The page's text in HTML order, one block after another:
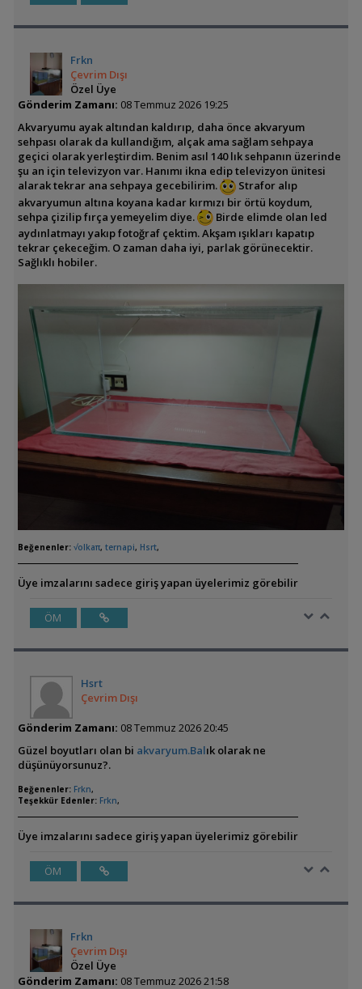
Frkn
Çevrim Dışı
Özel Üye
Gönderim Zamanı: 08 Temmuz 2026 19:25
Akvaryumu ayak altından kaldırıp, daha önce akvaryum
sehpası olarak da kullandığım, alçak ama sağlam sehpaya
geçici olarak yerleştirdim. Benim asıl 140 lık sehpanın üzerinde
şu an için televizyon var. Hanımı ikna edip televizyon ünitesi
alarak tekrar ana sehpaya gecebilirim.
Strafor alıp
akvaryumun altına koyana kadar kırmızı bir örtü koydum,
sehpa çizilip fırça yemeyelim diye.
Birde elimde olan led
aydınlatmayı yakıp fotoğraf çektim. Akşam ışıkları kapatıp
tekrar çekeceğim. O zaman daha iyi, parlak görünecektir.
Sağlıklı hobiler.
Beğenenler: √olkaπ, ternapi, Hsrt,
Üye imzalarını sadece giriş yapan üyelerimiz görebilir
ÖM
Hsrt
Çevrim Dışı
Gönderim Zamanı: 08 Temmuz 2026 20:45
Güzel boyutları olan bi akvaryum.Balık olarak ne
düşünüyorsunuz?.
Beğenenler: Frkn,
Teşekkür Edenler: Frkn,
Üye imzalarını sadece giriş yapan üyelerimiz görebilir
ÖM
Frkn
Çevrim Dışı
Özel Üye
Gönderim Zamanı: 08 Temmuz 2026 21:58